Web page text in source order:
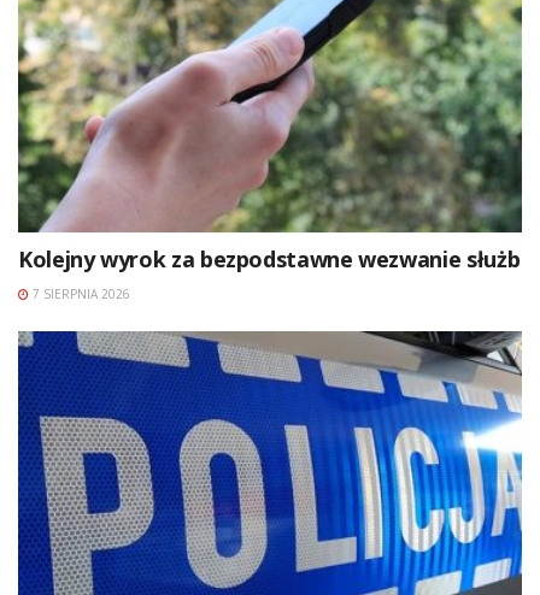
Kolejny wyrok za bezpodstawne wezwanie służb
7 SIERPNIA 2026